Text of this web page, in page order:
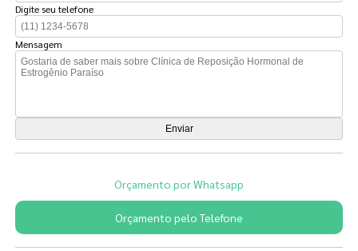
Digite seu telefone
Mensagem
Orçamento por Whatsapp
Orçamento pelo Telefone